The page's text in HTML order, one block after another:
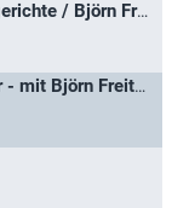
Grenzenlos köstlich – Grenzgerichte / Björn Freitag kocht grenzenlos köstlich
Der Vorkoster / Der Vorkoster - mit Björn Freitag